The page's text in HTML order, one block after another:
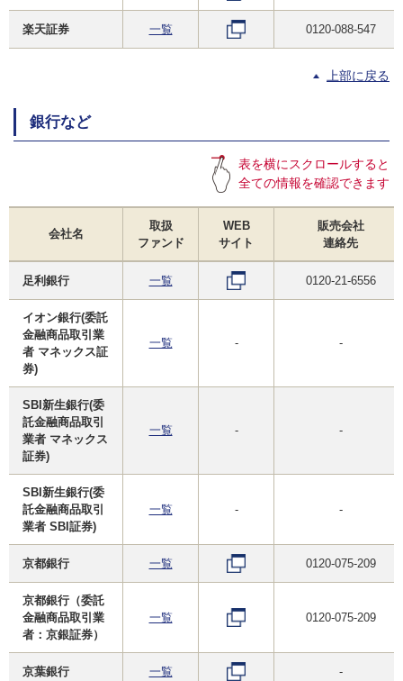
楽天証券 一覧 0120-088-547
上部に戻る
銀行など
表を横にスクロールすると
全ての情報を確認できます
会社名
取扱
ファンド
WEB
サイト
販売会社
連絡先
足利銀行 一覧 0120-21-6556
イオン銀行(委託
金融商品取引業
者 マネックス証
券)
一覧 - -
SBI新生銀行(委
託金融商品取引
業者 マネックス
証券)
一覧 - -
SBI新生銀行(委
託金融商品取引
業者 SBI証券)
一覧 - -
京都銀行 一覧 0120-075-209
京都銀行（委託
金融商品取引業
者：京銀証券）
一覧 0120-075-209
京葉銀行 一覧 -